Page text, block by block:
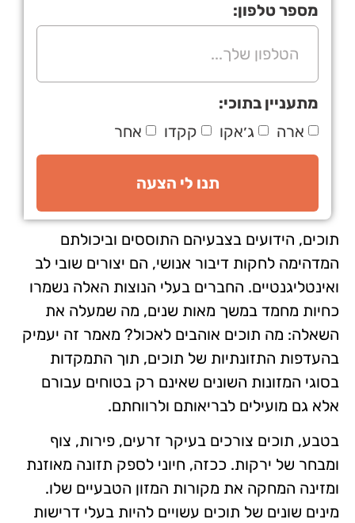
מספר טלפון:
מתעניין בתוכי:
ארה
ג׳אקו קקדו אחר
תנו לי הצעה
תוכים, הידועים בצבעיהם התוססים וביכולתם
המדהימה לחקות דיבור אנושי, הם יצורים שובי לב
ואינטליגנטיים. החברים בעלי הנוצות האלה נשמרו
כחיות מחמד במשך מאות שנים, מה שמעלה את
השאלה: מה תוכים אוהבים לאכול? מאמר זה יעמיק
בהעדפות התזונתיות של תוכים, תוך התמקדות
בסוגי המזונות השונים שאינם רק בטוחים עבורם
אלא גם מועילים לבריאותם ולרווחתם.
בטבע, תוכים צורכים בעיקר זרעים, פירות, צוף
ומבחר של ירקות. ככזה, חיוני לספק תזונה מאוזנת
ומזינה המחקה את מקורות המזון הטבעיים שלו.
מינים שונים של תוכים עשויים להיות בעלי דרישות